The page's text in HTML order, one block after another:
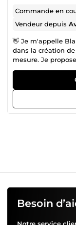
Commande en
Vendeur depuis
👋 Je m'appelle
dans la création
mesure. Je
chaque projet en
dès sa mise en
complémentaires :
(Elementor/
permet de vous
Shopify, j'utilise le
les réglages
WooCommerce
Besoin